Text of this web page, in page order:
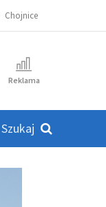
Chojnice
Reklama